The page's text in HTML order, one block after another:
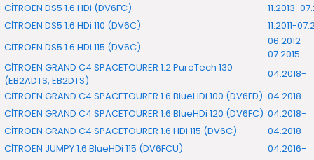
CİTROEN DS5 1.6 HDi (DV6FC)
11.2013-
CİTROEN DS5 1.6 HDi 110 (DV6C)
11.2011-
CİTROEN DS5 1.6 HDi 115 (DV6C)
06.2012-
07.2015
CİTROEN GRAND C4 SPACETOURER 1.2 PureTech 130
(EB2ADTS, EB2DTS)
04.2018-
CİTROEN GRAND C4 SPACETOURER 1.6 BlueHDi 100 (DV6FD) 04.2018-
CİTROEN GRAND C4 SPACETOURER 1.6 BlueHDi 120 (DV6FC) 04.2018-
CİTROEN GRAND C4 SPACETOURER 1.6 HDi 115 (DV6C)
04.2018-
CİTROEN JUMPY 1.6 BlueHDi 115 (DV6FCU)
04.2016-